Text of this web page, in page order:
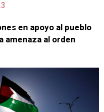
en apoyo al pueblo
amenaza al orden